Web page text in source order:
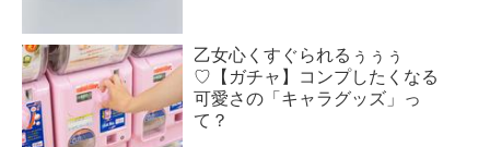
乙女心くすぐられるぅぅぅ
♡【ガチャ】コンプしたくなる
可愛さの「キャラグッズ」っ
て？